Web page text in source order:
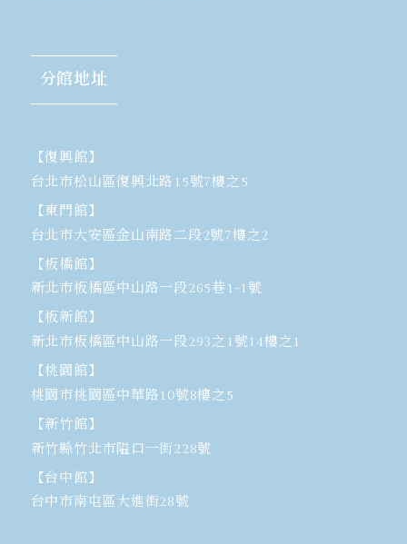
分館地址
【復興館】
台北市松山區復興北路15號7樓之5
【東門館】
台北市大安區金山南路二段2號7樓之2
【板橋館】
新北市板橋區中山路一段265巷1-1號
【板新館】
新北市板橋區中山路一段293之1號14樓之1
【桃園館】
桃園市桃園區中華路10號8樓之5
【新竹館】
新竹縣竹北市隘口一街228號
【台中館】
台中市南屯區大進街28號